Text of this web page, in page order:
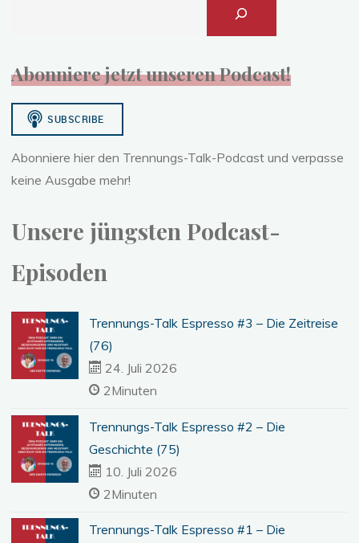
Abonniere jetzt unseren Podcast!
Abonniere hier den Trennungs-Talk-Podcast und verpasse
keine Ausgabe mehr!
Unsere jüngsten Podcast-
Episoden
Trennungs-Talk Espresso #3 – Die Zeitreise
(76)
24. Juli 2026
2Minuten
Trennungs-Talk Espresso #2 – Die
Geschichte (75)
10. Juli 2026
2Minuten
Trennungs-Talk Espresso #1 – Die